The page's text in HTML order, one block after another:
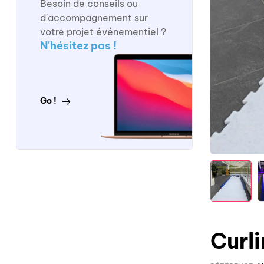
Besoin de conseils ou
d'accompagnement sur
votre projet événementiel ?
N'hésitez pas !
Go !